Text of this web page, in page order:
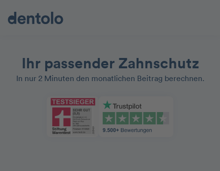
Ihr passender Zahnschutz
In nur 2 Minuten den monatlichen Beitrag berechnen.